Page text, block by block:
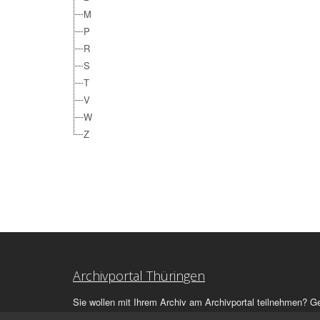
M
P
R
S
T
V
W
Z
Archivportal Thüringen
Sie wollen mit Ihrem Archiv am Archivportal teilnehmen?